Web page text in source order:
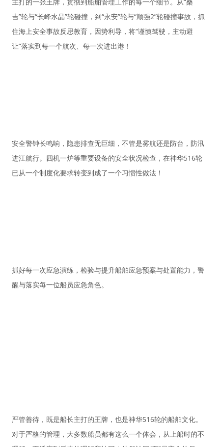
吉”轮与“长峰水晶”轮碰撞，到“永安”轮与“顺强2”轮碰撞事故，抓
住海上安全事故反思教育，因势利导，将“谨慎驾驶，主动避
让”落实到每一个航次、每一次进出港！
安全警钟长鸣响，隐患排查无巨细，不管是雾航还是防台，防汛
进江航行。四机一炉等重要设备的安全状况检查，在神华516轮
已从一个制度化要求转变到成了一个习惯性做法！
抓好每一次应急演练，检验与提升船舶应急预案与处置能力，警
醒与落实每一位船员应急角色。
严管善待，既是船长主打的王牌，也是神华516轮的船舶文化。
对于严格的管理，大多数船员都有这么一个体会，从上船时的不